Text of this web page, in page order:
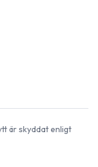
är skyddat enligt